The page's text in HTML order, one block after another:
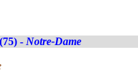
- Notre-Dame